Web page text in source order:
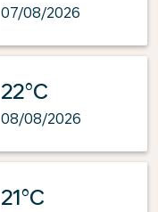
07/08/2026
22°C
08/08/2026
21°C